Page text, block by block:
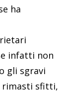
ha
infatti non
gli sgravi
rimasti sfitti,